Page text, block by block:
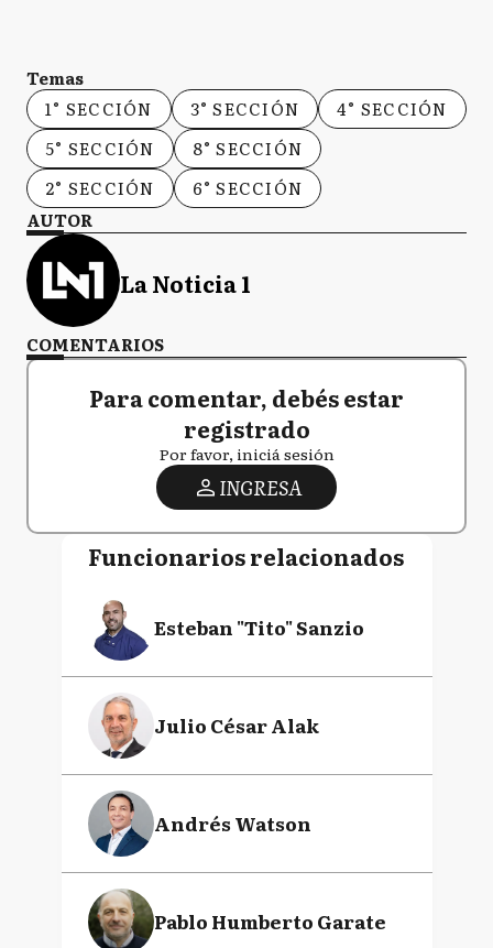
Temas
1° SECCIÓN
3° SECCIÓN
4° SECCIÓN
5° SECCIÓN
8° SECCIÓN
2° SECCIÓN
6° SECCIÓN
AUTOR
La Noticia 1
COMENTARIOS
Para comentar, debés estar
registrado
Por favor, iniciá sesión
INGRESA
Funcionarios relacionados
Esteban "Tito" Sanzio
Julio César Alak
Andrés Watson
Pablo Humberto Garate